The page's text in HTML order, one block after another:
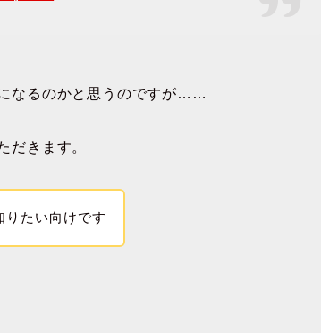
なるのかと思うのですが……
だきます。
りたい向けです